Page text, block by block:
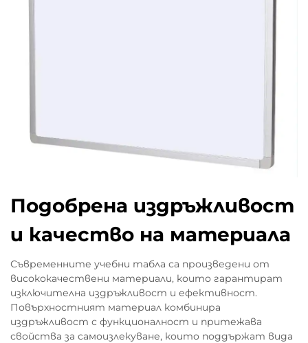
Подобрена издръжливост
и качество на материала
Съвременните учебни табла са произведени от
висококачествени материали, които гарантират
изключителна издръжливост и ефективност.
Повърхностният материал комбинира
издръжливост с функционалност и притежава
свойства за самоизлекуване, които поддържат вида